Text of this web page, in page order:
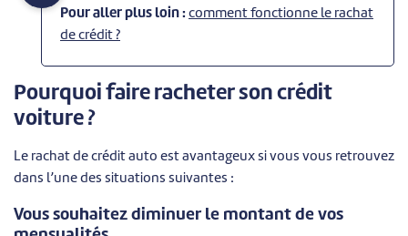
Pour aller plus loin : comment fonctionne le rachat
de crédit ?
Pourquoi faire racheter son crédit
voiture ?
Le rachat de crédit auto est avantageux si vous vous retrouvez
dans l’une des situations suivantes :
Vous souhaitez diminuer le montant de vos